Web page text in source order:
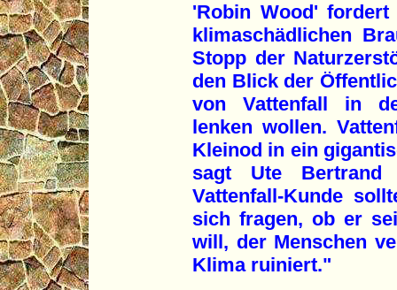
'Robin Wood'
klimaschädlichen
Stopp der
den Blick der
von Vattenfall in
lenken wollen.
Kleinod in ein
sagt Ute
Vattenfall-Kunde
sich fragen, ob er
will, der Menschen
Klima ruiniert."